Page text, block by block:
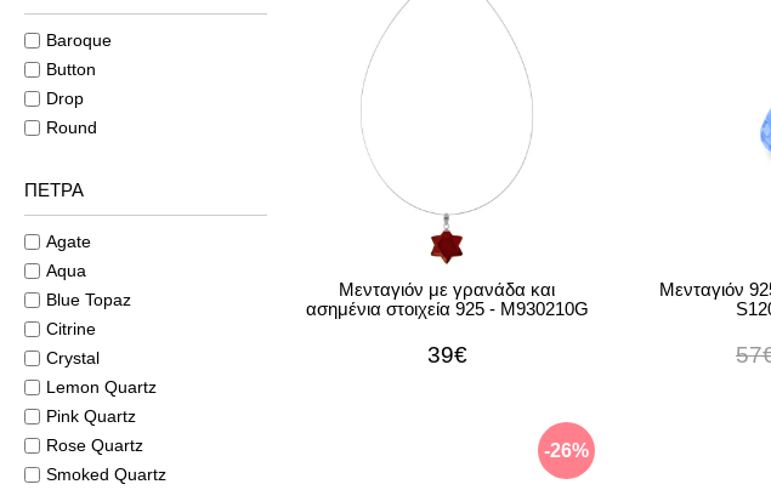
Baroque
Button
Drop
Round
ΠΕΤΡΑ
Agate
Aqua
Blue Topaz
Citrine
Crystal
Lemon Quartz
Pink Quartz
Rose Quartz
Smoked Quartz
Μενταγιόν με γρανάδα και
ασημένια στοιχεία 925 - M930210G
39€
Μενταγιόν
-26%